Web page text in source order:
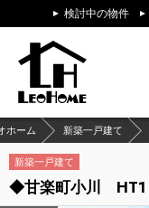
検討中の物件
ホーム 新築一戸建て
新築一戸建て
◆甘楽町小川 HT1